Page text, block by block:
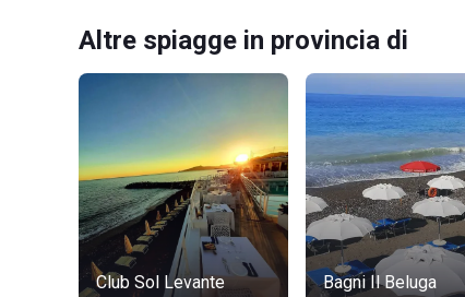
Altre spiagge in provincia di
Club Sol Levante Bagni Il Beluga